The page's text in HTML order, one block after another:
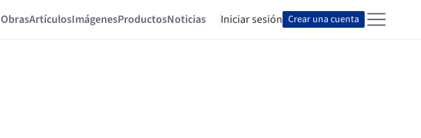
ObrasArtículosImágenesProductosNoticias Iniciar sesión Crear una cuenta